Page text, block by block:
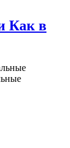
Как в